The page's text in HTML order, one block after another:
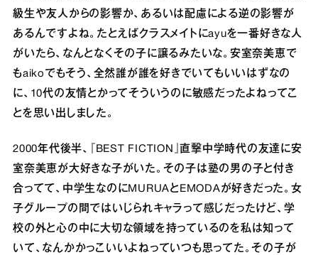
級生や友人からの影響か、あるいは配慮による逆の影響が
あるんですよね。たとえばクラスメイトにayuを一番好きな人
がいたら、なんとなくその子に譲るみたいな。安室奈美恵で
もaikoでもそう、全然誰が誰を好きでいてもいいはずなの
に、10代の友情とかってそういうのに敏感だったよねってこ
とを思い出しました。
2000年代後半、『BEST FICTION』直撃中学時代の友達に安
室奈美恵が大好きな子がいた。その子は塾の男の子と付き
合ってて、中学生なのにMURUAとEMODAが好きだった。女
子グループの間ではいじられキャラって感じだったけど、学
校の外と心の中に大切な領域を持っているのを私は知って
いて、なんかかっこいいよねっていつも思ってた。その子が